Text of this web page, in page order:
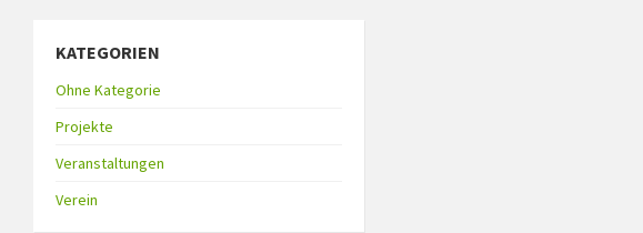
KATEGORIEN
Ohne Kategorie
Projekte
Veranstaltungen
Verein